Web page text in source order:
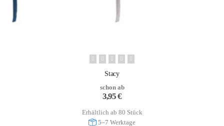
Stacy
schon ab
3,95€
Erhältlich ab 80 Stück
5–7 Werktage